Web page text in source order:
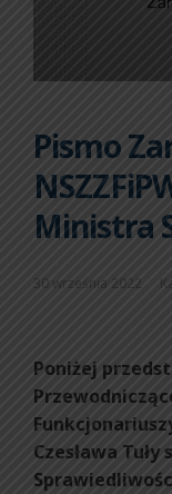
Pismo
Ministra
30 września 2022
Poniżej
Czesława